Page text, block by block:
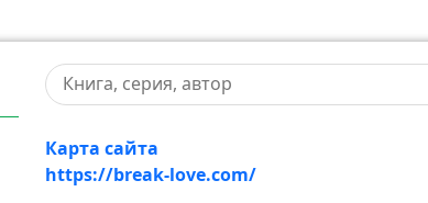
Карта сайта
https://break-love.com/